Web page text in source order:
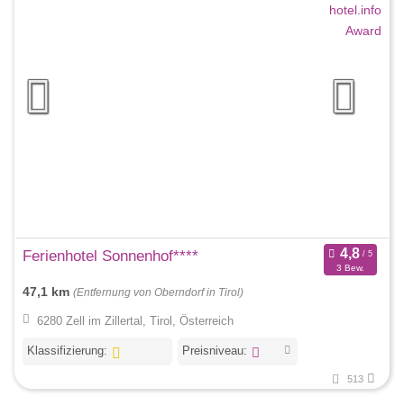
Ferienhotel Sonnenhof****
3 Bew.
47,1 km (Entfernung von Oberndorf in Tirol)
6280 Zell im Zillertal, Tirol, Österreich
Klassifizierung: Preisniveau:
513